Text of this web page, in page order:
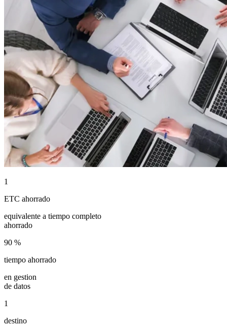
1
ETC ahorrado
equivalente a tiempo completo
ahorrado
90 %
tiempo ahorrado
en gestion
de datos
1
destino